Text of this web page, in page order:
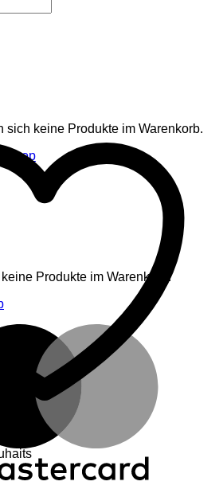
sich keine Produkte im Warenkorb.
Shop
Produkte im Warenkorb.